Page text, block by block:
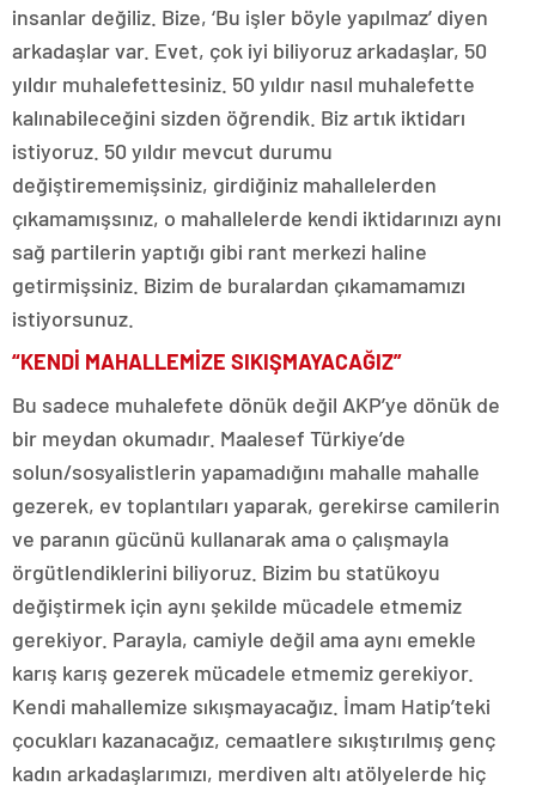
insanlar değiliz. Bize, ‘Bu işler böyle yapılmaz’ diyen
arkadaşlar var. Evet, çok iyi biliyoruz arkadaşlar, 50
yıldır muhalefettesiniz. 50 yıldır nasıl muhalefette
kalınabileceğini sizden öğrendik. Biz artık iktidarı
istiyoruz. 50 yıldır mevcut durumu
değiştirememişsiniz, girdiğiniz mahallelerden
çıkamamışsınız, o mahallelerde kendi iktidarınızı aynı
sağ partilerin yaptığı gibi rant merkezi haline
getirmişsiniz. Bizim de buralardan çıkamamamızı
istiyorsunuz.
“KENDİ MAHALLEMİZE SIKIŞMAYACAĞIZ”
Bu sadece muhalefete dönük değil AKP’ye dönük de
bir meydan okumadır. Maalesef Türkiye’de
solun/sosyalistlerin yapamadığını mahalle mahalle
gezerek, ev toplantıları yaparak, gerekirse camilerin
ve paranın gücünü kullanarak ama o çalışmayla
örgütlendiklerini biliyoruz. Bizim bu statükoyu
değiştirmek için aynı şekilde mücadele etmemiz
gerekiyor. Parayla, camiyle değil ama aynı emekle
karış karış gezerek mücadele etmemiz gerekiyor.
Kendi mahallemize sıkışmayacağız. İmam Hatip’teki
çocukları kazanacağız, cemaatlere sıkıştırılmış genç
kadın arkadaşlarımızı, merdiven altı atölyelerde hiç